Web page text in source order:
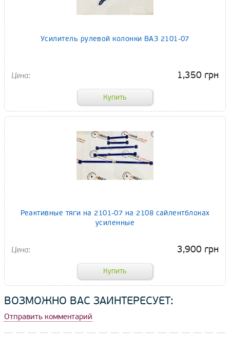
Усилитель рулевой колонки ВАЗ 2101-07
1,350 грн
Реактивные тяги на 2101-07 на 2108 сайлентблоках
усиленные
3,900 грн
ВОЗМОЖНО ВАС ЗАИНТЕРЕСУЕТ:
Отправить комментарий